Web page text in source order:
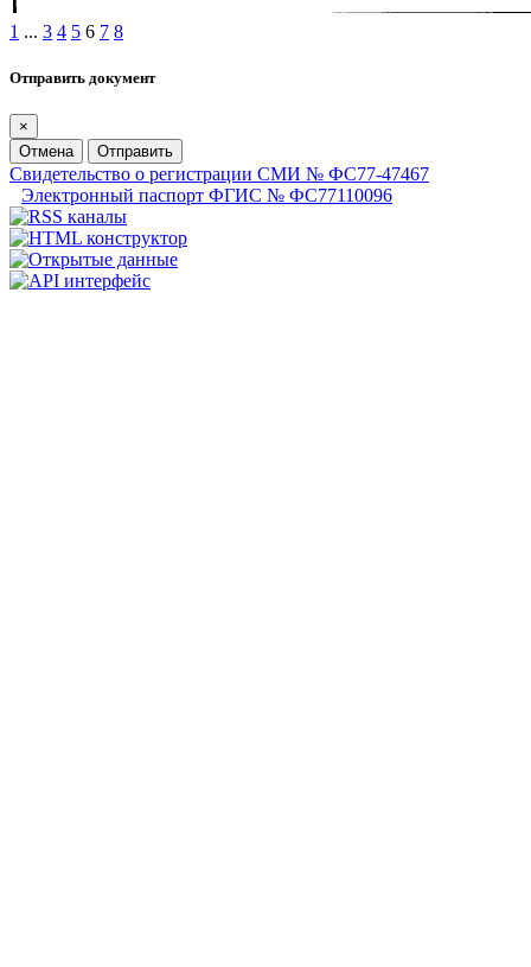
1 ... 3 4 5 6 7 8
Отправить документ
×
Отмена
Отправить
Свидетельство о регистрации СМИ № ФС77-47467
Электронный паспорт ФГИС № ФС77110096